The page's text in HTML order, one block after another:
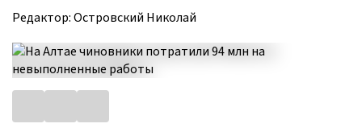
Редактор: Островский Николай